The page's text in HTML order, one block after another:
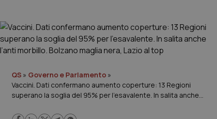
Cronache
Governo e Parlamento
Regioni e Asl
QS » Governo e Parlamento »
Vaccini. Dati confermano aumento coperture: 13 Regioni
superano la soglia del 95% per l’esavalente. In salita anche